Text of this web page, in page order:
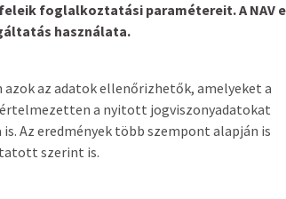
foglalkoztatási paramétereit. A NAV
használata.
az adatok ellenőrizhetők, amelyeket a
a nyitott jogviszonyadatokat
Az eredmények több szempont alapján is
szerint is.